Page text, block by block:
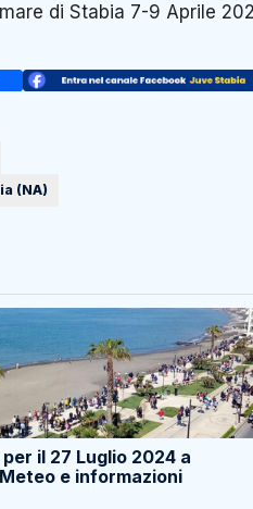
di Stabia 7-9 Aprile
(NA)
il 27 Luglio 2024 a
e informazioni